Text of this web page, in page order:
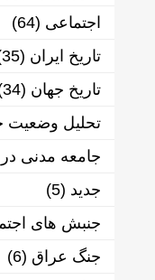
اجتماعی (64)
تاریخ ایران (35)
تاریخ جهان (34)
تحلیل وضعیت
جامعه مدنی در
جدید (5)
جنبش های
جنگ عراق (6)